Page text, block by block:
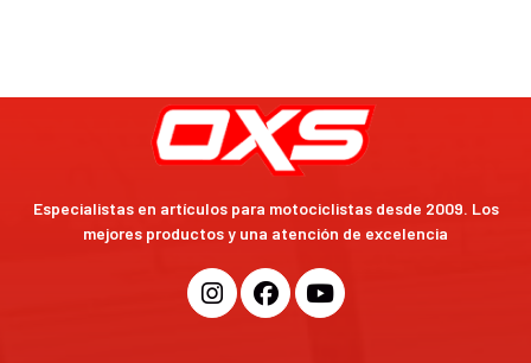
Especialistas en artículos para motociclistas desde 2009. Los
mejores productos y una atención de excelencia